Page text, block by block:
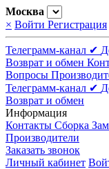
Москва
× Войти Регистрация
Телеграмм-канал ✔
Возврат и обмен
Вопросы
Телеграмм-канал ✔
Возврат и обмен
Информация
Контакты Сборка
Производители
Заказать звонок
Личный кабинет